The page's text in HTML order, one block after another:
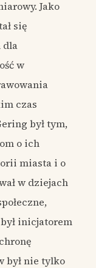
Jako
się
dla
w
czas
był tym,
o ich
miasta i o
w dziejach
inicjatorem
był nie tylko